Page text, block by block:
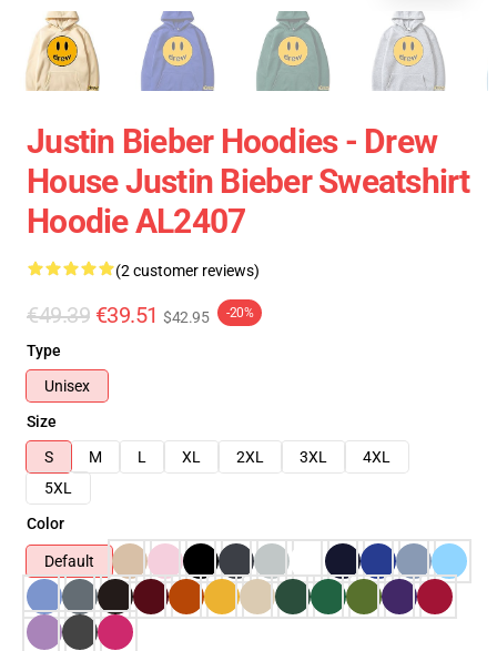
Justin Bieber Hoodies - Drew
House Justin Bieber Sweatshirt
Hoodie AL2407
(2 customer reviews)
€49.39 €39.51 $42.95 -20%
Type
Unisex
Size
S
M L XL 2XL 3XL
4XL
5XL
Color
Default